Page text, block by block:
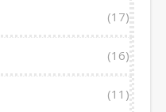
(17)
(16)
(11)